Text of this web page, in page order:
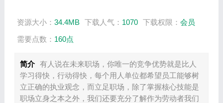
资源大小： 34.4MB 下载人气： 1070 下载权限： 会员
需要点数： 160点
简介 有人说在未来职场，你唯一的竞争优势就是比人
学习得快，行动得快，每个用人单位都希望员工能够树
立正确的执业观念，而立足职场，除了掌握核心技能是
职场立身之本之外，我们还要充分了解作为劳动者我们